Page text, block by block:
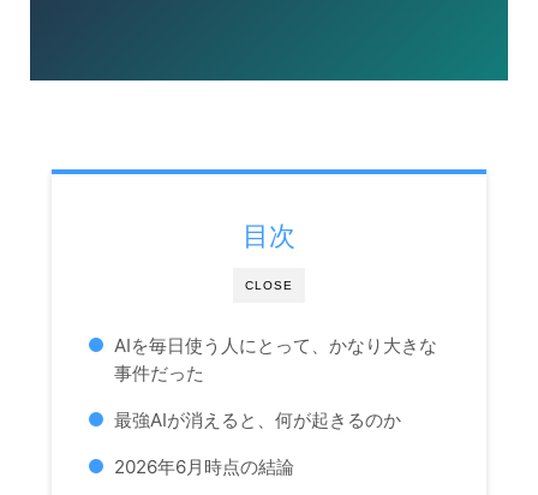
CLOSE
目次
AIを毎日使う人にとって、かなり大きな
事件だった
最強AIが消えると、何が起きるのか
2026年6月時点の結論